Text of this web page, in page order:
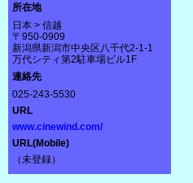
所在地
日本 > 信越
〒950-0909
新潟県新潟市中央区八千代2-1-1
万代シティ第2駐車場ビル1F
連絡先
025-243-5530
URL
www.cinewind.com/
URL(Mobile)
（未登録）